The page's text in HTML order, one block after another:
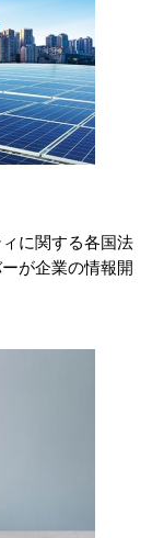
に関する各国法
が企業の情報開